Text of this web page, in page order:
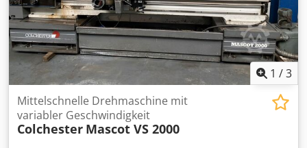
1 /3
Mittelschnelle Drehmaschine mit
variabler Geschwindigkeit
Colchester Mascot VS 2000